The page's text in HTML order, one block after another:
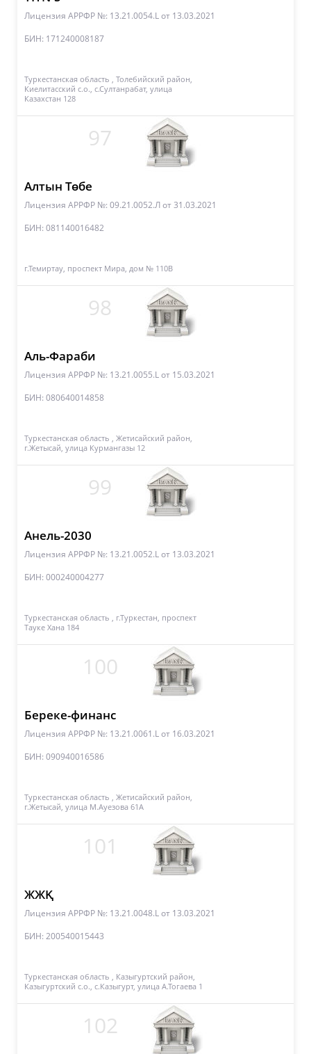
Лицензия АРРФР №: 13.21.0054.Lот 13.03.2021
БИН: 171240008187
Туркестанская область , Толебийский район,
Киелитасский с.о., с.Султанрабат, улица
Казахстан 128
97
Алтын Төбе
Лицензия АРРФР №: 09.21.0052.Лот 31.03.2021
БИН: 081140016482
г.Темиртау, проспект Мира, дом № 110В
98
Аль-Фараби
Лицензия АРРФР №: 13.21.0055.Lот 15.03.2021
БИН: 080640014858
Туркестанская область , Жетисайский район,
г.Жетысай, улица Курмангазы 12
99
Анель-2030
Лицензия АРРФР №: 13.21.0052.Lот 13.03.2021
БИН: 000240004277
Туркестанская область , г.Туркестан, проспект
Тауке Хана 184
100
Береке-финанс
Лицензия АРРФР №: 13.21.0061.Lот 16.03.2021
БИН: 090940016586
Туркестанская область , Жетисайский район,
г.Жетысай, улица М.Ауезова 61А
101
ЖЖҚ
Лицензия АРРФР №: 13.21.0048.Lот 13.03.2021
БИН: 200540015443
Туркестанская область , Казыгуртский район,
Казыгуртский с.о., с.Казыгурт, улица А.Тогаева 1
102